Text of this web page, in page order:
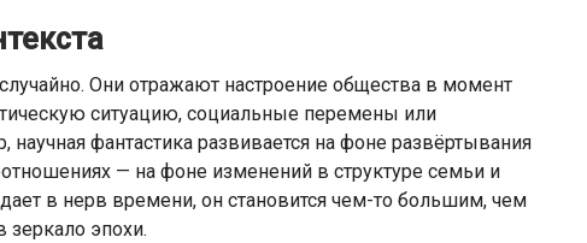
Они отражают настроение общества в момент
ситуацию, социальные перемены или
фантастика развивается на фоне развёртывания
— на фоне изменений в структуре семьи и
в нерв времени, он становится чем-то большим, чем
зеркало эпохи.